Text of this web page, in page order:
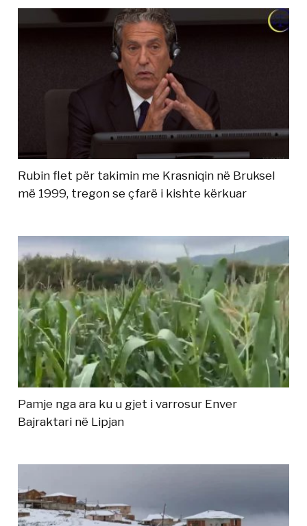
Rubin flet për takimin me Krasniqin në Bruksel
më 1999, tregon se çfarë i kishte kërkuar
Pamje nga ara ku u gjet i varrosur Enver
Bajraktari në Lipjan